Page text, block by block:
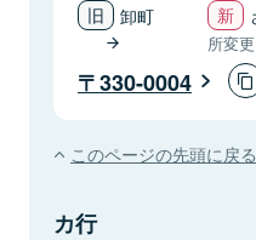
卸町
所変更
330-0004
このページの先頭に戻る
カ行